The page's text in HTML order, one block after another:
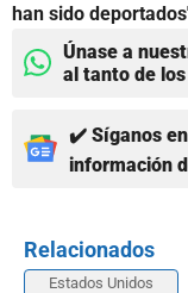
han sido
Únase a
al tanto de
✔️ Síganos
información
Relacionados
Estados Unidos